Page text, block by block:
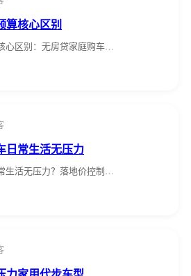
算核心区别
心区别：无房贷家庭购车…
日常生活无压力
生活无压力？落地价控制…